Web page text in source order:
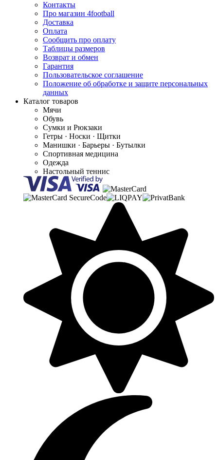
Контакты
Про магазин 4football
Доставка
Оплата
Сообщить про оплату
Таблицы размеров
Возврат и обмен
Гарантия
Пользовательское соглашение
Положение об обработке и защите персональных
данных
Каталог товаров
Мячи
Обувь
Сумки и Рюкзаки
Гетры · Носки · Щитки
Манишки · Барьеры · Бутылки
Спортивная медицина
Одежда
Настольный теннис